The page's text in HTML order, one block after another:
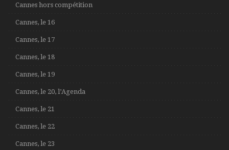
Cannes hors compétition
Cannes, le 16
Cannes, le 17
Cannes, le 18
Cannes, le 19
Cannes, le 20, l’Agenda
Cannes, le 21
Cannes, le 22
Cannes, le 23